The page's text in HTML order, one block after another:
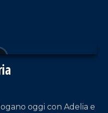
di Siderno).
oggi con Adelia e